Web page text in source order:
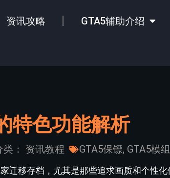
资讯攻略 GTA5辅助介绍
特色功能解析
： 资讯教程 GTA5保镖, GTA5模组
迁移存档，尤其是那些追求画质和个性